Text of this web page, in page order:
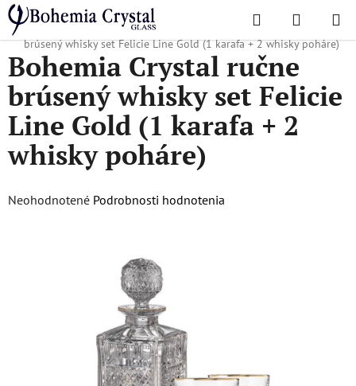
Prejsť
na
obsah
Hľadať
KOŠÍK
Domov
/ Obľúbené kolekcie / Felicie Line Gold
Bohemia Crystal ručne
brúsený whisky set Felicie Line Gold (1 karafa + 2 whisky poháre)
Bohemia Crystal ručne
brúsený whisky set Felicie
Line Gold (1 karafa + 2
whisky poháre)
Priemerné
Neohodnotené Podrobnosti hodnotenia